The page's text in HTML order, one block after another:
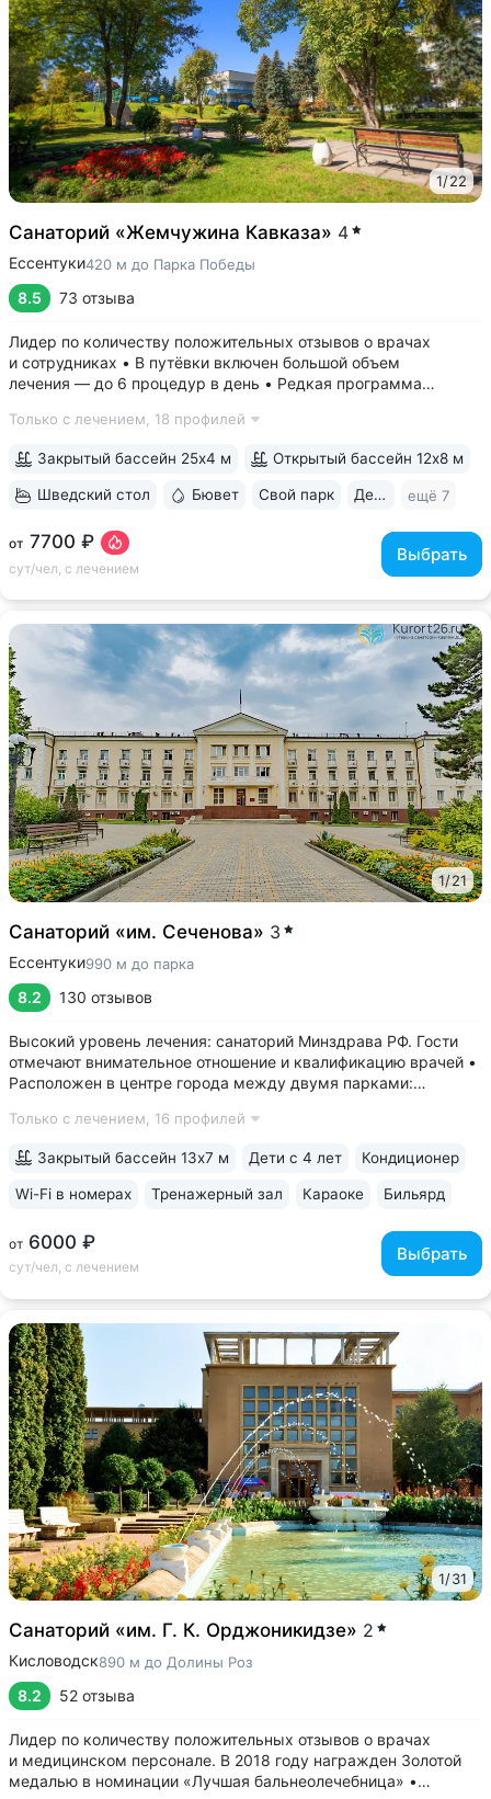
1/22
Санаторий «Жемчужина Кавказа» 4
Ессентуки420 м до Парка Победы
8.5 73 отзыва
Лидер по количеству положительных отзывов о врачах
и сотрудниках • В путёвки включен большой объем
лечения — до 6 процедур в день • Редкая программа
и эндокринолога, комплекс анализов и УЗИ, процедуры,
Только с лечением, 18 профилей
от 7700 ₽
сут/чел, с лечением
Выбрать
Закрытый бассейн 25х4 м Открытый бассейн 12х8 м
Шведский стол Бювет Свой парк Дети с 0 лет ещё 7
1/21
Санаторий «им. Сеченова» 3
Ессентуки990 м до парка
8.2 130 отзывов
Высокий уровень лечения: санаторий Минздрава РФ. Гости
отмечают внимательное отношение и квалификацию врачей •
Расположен в центре города между двумя парками:
грязелечебницы им. Семашко, Курортного парка • Теплые
Только с лечением, 16 профилей
от 6000 ₽
сут/чел, с лечением
Выбрать
Закрытый бассейн 13х7 м Дети с 4 лет Кондиционер
Wi-Fi в номерах Тренажерный зал Караоке Бильярд
1/31
Санаторий «им. Г. К. Орджоникидзе» 2
Кисловодск890 м до Долины Роз
8.2 52 отзыва
Лидер по количеству положительных отзывов о врачах
и медицинском персонале. В 2018 году награжден Золотой
медалью в номинации «Лучшая бальнеолечебница» •